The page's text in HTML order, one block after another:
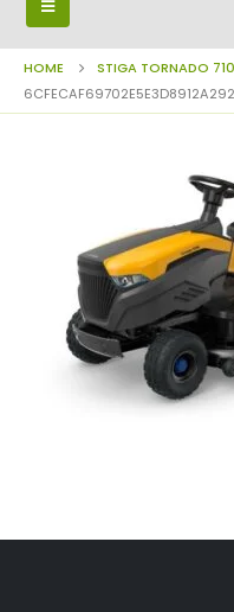
HOME
STIGA TORNADO